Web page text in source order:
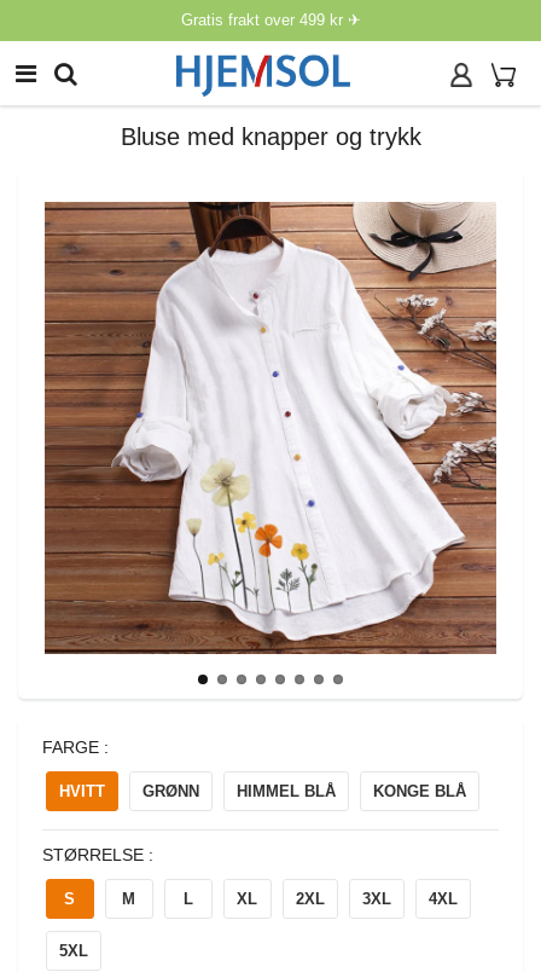
Gratis frakt over 499 kr ✈
Bluse med knapper og trykk
FARGE :
HVITT GRØNN HIMMEL BLÅ KONGE BLÅ
STØRRELSE :
S M L XL 2XL 3XL 4XL
5XL